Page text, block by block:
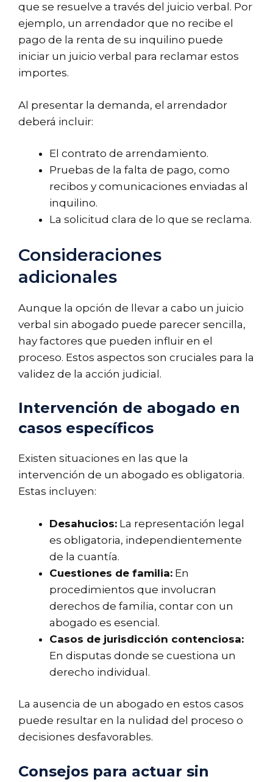
que se resuelve a través del juicio verbal. Por
ejemplo, un arrendador que no recibe el
pago de la renta de su inquilino puede
iniciar un juicio verbal para reclamar estos
importes.
Al presentar la demanda, el arrendador
deberá incluir:
El contrato de arrendamiento.
Pruebas de la falta de pago, como
recibos y comunicaciones enviadas al
inquilino.
La solicitud clara de lo que se reclama.
Consideraciones
adicionales
Aunque la opción de llevar a cabo un juicio
verbal sin abogado puede parecer sencilla,
hay factores que pueden influir en el
proceso. Estos aspectos son cruciales para la
validez de la acción judicial.
Intervención de abogado en
casos específicos
Existen situaciones en las que la
intervención de un abogado es obligatoria.
Estas incluyen:
Desahucios: La representación legal
es obligatoria, independientemente
de la cuantía.
Cuestiones de familia: En
procedimientos que involucran
derechos de familia, contar con un
abogado es esencial.
Casos de jurisdicción contenciosa:
En disputas donde se cuestiona un
derecho individual.
La ausencia de un abogado en estos casos
puede resultar en la nulidad del proceso o
decisiones desfavorables.
Consejos para actuar sin